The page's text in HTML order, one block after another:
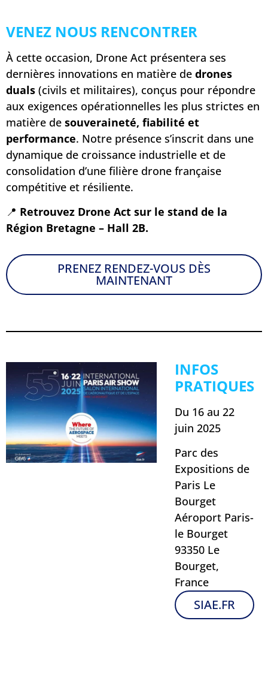
VENEZ NOUS RENCONTRER
À cette occasion, Drone Act présentera ses
dernières innovations en matière de drones
duals (civils et militaires), conçus pour répondre
aux exigences opérationnelles les plus strictes en
matière de souveraineté, fiabilité et
performance. Notre présence s’inscrit dans une
dynamique de croissance industrielle et de
consolidation d’une filière drone française
compétitive et résiliente.
📍 Retrouvez Drone Act sur le stand de la
Région Bretagne – Hall 2B.
PRENEZ RENDEZ-VOUS DÈS
MAINTENANT
INFOS
PRATIQUES
Du 16 au 22
juin 2025
Parc des
Expositions de
Paris Le
Bourget
Aéroport Paris-
le Bourget
93350 Le
Bourget,
France
SIAE.FR